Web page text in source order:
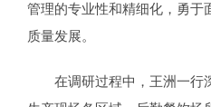
管理的专业性和精细化，勇于
质量发展。
在调研过程中，王洲一行